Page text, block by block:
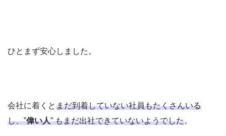
ひとまず安心しました。
会社に着くとまだ到着していない社員もたくさんいる
し、”偉い人” もまだ出社できていないようでした。